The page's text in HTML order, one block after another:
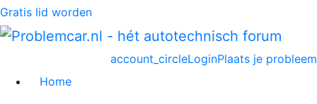
Gratis lid worden
Plaats je probleem
account_circleLogin
Home